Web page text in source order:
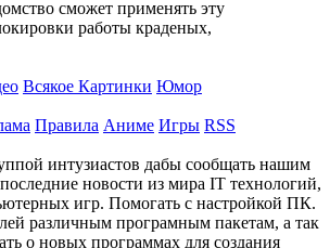
сможет применять эту
работы краденых,
Всякое Картинки Юмор
Правила Аниме Игры RSS
интузиастов дабы сообщать нашим
новости из мира IT технологий,
игр. Помогать с настройкой ПК.
различным програмным пакетам, а так
о новых программах для создания